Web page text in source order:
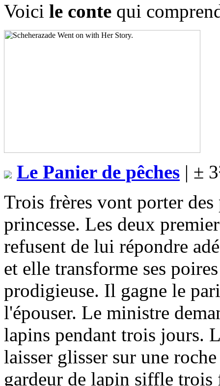
Voici le conte qui
Le Panier de pêches | ±
Trois frères vont porter des
princesse. Les deux
refusent de lui répondre
et elle transforme ses
prodigieuse. Il gagne le
l'épouser. Le ministre
lapins pendant trois jours.
laisser glisser sur une
gardeur de lapin siffle